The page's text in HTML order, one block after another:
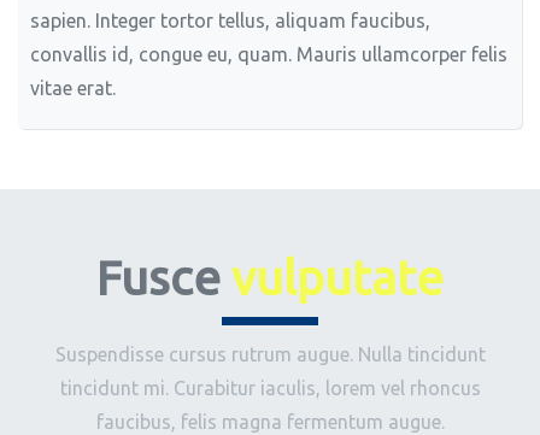
sapien. Integer tortor tellus, aliquam faucibus,
convallis id, congue eu, quam. Mauris ullamcorper felis
vitae erat.
Fusce vulputate
Suspendisse cursus rutrum augue. Nulla tincidunt
tincidunt mi. Curabitur iaculis, lorem vel rhoncus
faucibus, felis magna fermentum augue.